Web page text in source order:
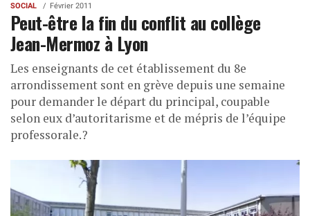
SOCIAL Février 2011
Peut-être la fin du conflit au collège
Jean-Mermoz à Lyon
Les enseignants de cet établissement du 8e
arrondissement sont en grève depuis une semaine
pour demander le départ du principal, coupable
selon eux d’autoritarisme et de mépris de l’équipe
professorale.?